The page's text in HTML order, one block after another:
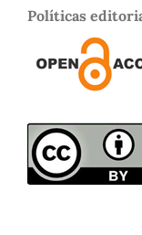
Políticas